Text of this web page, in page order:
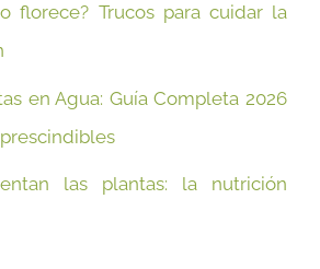
florece? Trucos para cuidar la
en Agua: Guía Completa 2026
las plantas: la nutrición